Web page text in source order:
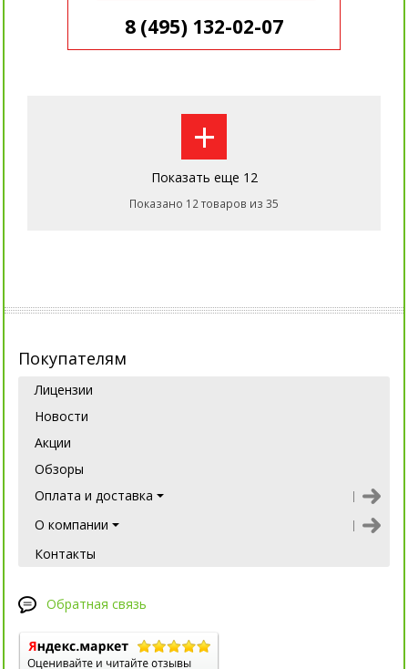
8 (495) 132-02-07
+
Показать еще 12
Показано 12 товаров из 35
Покупателям
Лицензии
Новости
Акции
Обзоры
Оплата и доставка
О компании
Контакты
Обратная связь